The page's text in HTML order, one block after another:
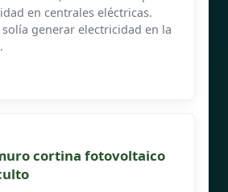
en centrales eléctricas.
solía generar electricidad en la
cortina fotovoltaico